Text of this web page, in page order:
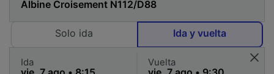
Solo ida Ida y vuelta
Ida Vuelta